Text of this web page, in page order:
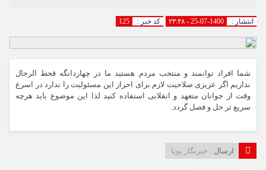
انتشار : 1400-07-25 - ۲۳:۴۸ کد خبر : 125
شما افراد توانمند و منتخب مردم هستید ما در چهاردانگه قحط الرجال
نداریم اگر عزیزی صلاحیت لازم برای احراز این مسئولیت را ندارد در اسرع
وقت از جوانان متعهد و انقلابی استفاده کنید لذا این موضوع باید هرچه
سریع تر حل و فصل گردد.
ارسال : خبرنگار پویا